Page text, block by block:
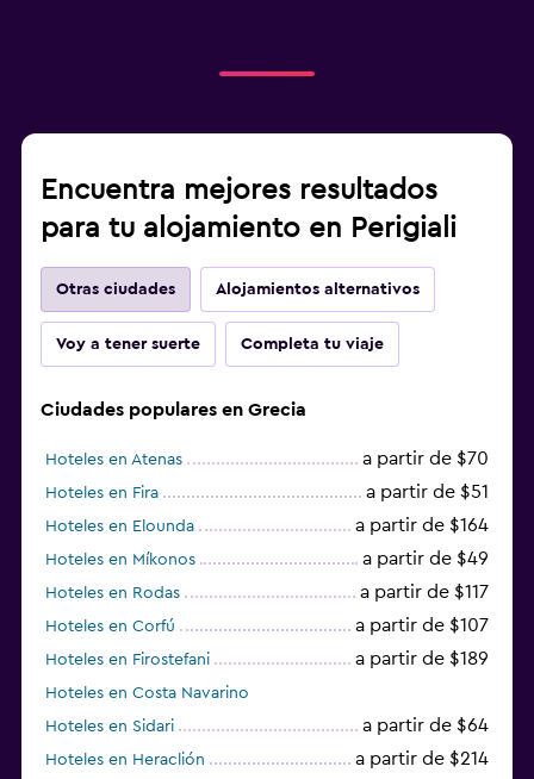
Encuentra mejores resultados
para tu alojamiento en Perigiali
Otras ciudades Alojamientos alternativos
Voy a tener suerte Completa tu viaje
Ciudades populares en Grecia
Hoteles en Atenas a partir de $70
Hoteles en Fira a partir de $51
Hoteles en Elounda a partir de $164
Hoteles en Míkonos a partir de $49
Hoteles en Rodas a partir de $117
Hoteles en Corfú a partir de $107
Hoteles en Firostefani a partir de $189
Hoteles en Costa Navarino
Hoteles en Sidari
a partir de $64
Hoteles en Heraclión a partir de $214